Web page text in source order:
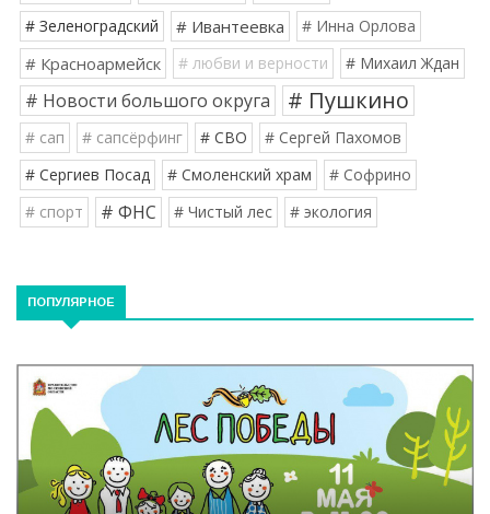
# Зеленоградский
# Ивантеевка # Инна Орлова
# Красноармейск # любви и верности # Михаил Ждан
# Новости большого округа # Пушкино
# сап # сапсёрфинг # СВО
# Сергей Пахомов
# Сергиев Посад
# Смоленский храм
# Софрино
# спорт
# ФНС # Чистый лес # экология
ПОПУЛЯРНОЕ